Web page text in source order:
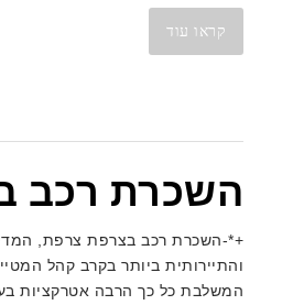
קראו עוד
השכרת רכב
+*-השכרת רכב בצרפת צרפת,
והתיירותית ביותר בקרב קהל
המשלבת כל כך הרבה אטרקציות